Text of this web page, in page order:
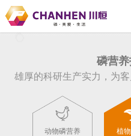
磷营
雄厚的科研生产实力，为
动物磷营养
植